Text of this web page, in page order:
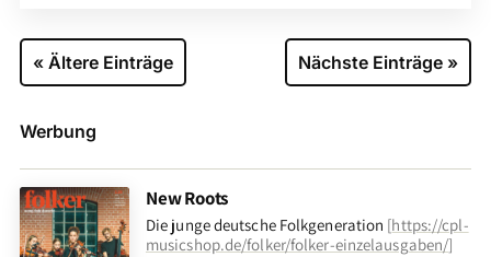
« Ältere Einträge Nächste Einträge »
Werbung
New Roots
Die junge deutsche Folkgeneration [https://cpl-
musicshop.de/folker/folker-einzelausgaben/]